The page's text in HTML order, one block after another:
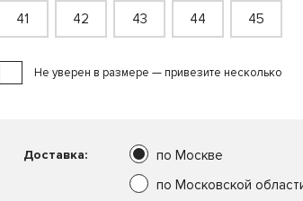
41 42 43 44 45
Не уверен в размере — привезите несколько
Доставка:
по Москве
по Московской